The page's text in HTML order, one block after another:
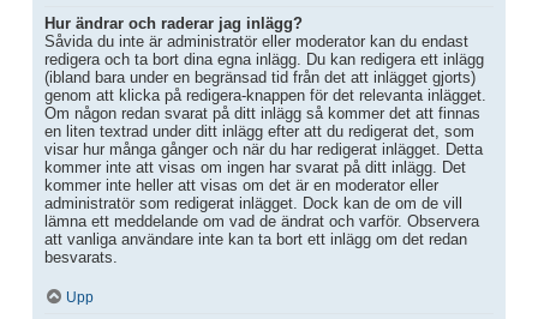
Hur ändrar och raderar jag inlägg?
Såvida du inte är administratör eller moderator kan du endast
redigera och ta bort dina egna inlägg. Du kan redigera ett inlägg
(ibland bara under en begränsad tid från det att inlägget gjorts)
genom att klicka på redigera-knappen för det relevanta inlägget.
Om någon redan svarat på ditt inlägg så kommer det att finnas
en liten textrad under ditt inlägg efter att du redigerat det, som
visar hur många gånger och när du har redigerat inlägget. Detta
kommer inte att visas om ingen har svarat på ditt inlägg. Det
kommer inte heller att visas om det är en moderator eller
administratör som redigerat inlägget. Dock kan de om de vill
lämna ett meddelande om vad de ändrat och varför. Observera
att vanliga användare inte kan ta bort ett inlägg om det redan
besvarats.
Upp